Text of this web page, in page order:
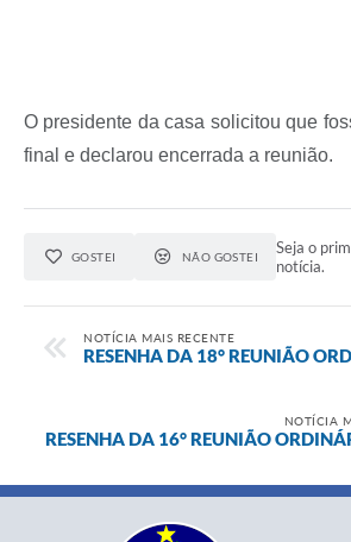
O presidente da casa solicitou que
final e declarou encerrada a reunião.
GOSTEI NÃO GOSTEI
Seja o
notícia.
NOTÍCIA MAIS RECENTE
RESENHA DA 18° REUNIÃO
NOTÍCIA
RESENHA DA 16° REUNIÃO